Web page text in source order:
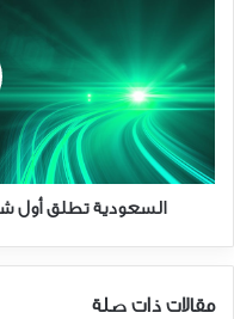
لصناعة
السيارات
الكهربائية
السعودية تطلق أول
مقالات ذات صلة